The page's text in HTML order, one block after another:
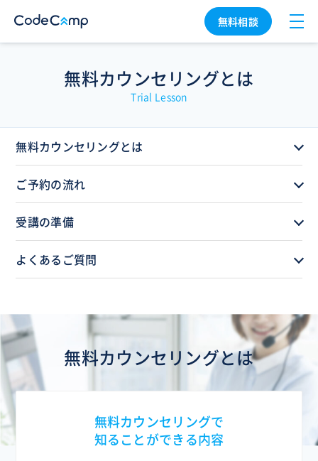
無料相談
無料カウンセリングとは
Trial Lesson
無料カウンセリングとは
ご予約の流れ
受講の準備
よくあるご質問
無料カウンセリングとは
無料カウンセリングで
知ることができる内容